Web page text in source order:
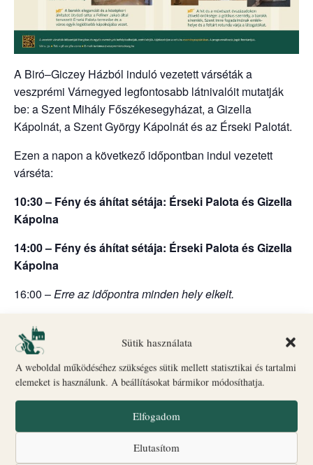
Sütik használata
A weboldal működéséhez szükséges sütik mellett statisztikai és tartalmi
elemeket is használunk. A beállításokat bármikor módosíthatja.
Elfogadom
Elutasítom
A Biró–Giczey Házból induló vezetett várséták a
veszprémi Várnegyed legfontosabb látnivalóit mutatják
be: a Szent Mihály Főszékesegyházat, a Gizella
Kápolnát, a Szent György Kápolnát és az Érseki Palotát.
Ezen a napon a következő időpontban indul vezetett
várséta:
10:30 – Fény és áhítat sétája: Érseki Palota és Gizella
Kápolna
14:00 – Fény és áhítat sétája: Érseki Palota és Gizella
Kápolna
16:00 –Erre az időpontra minden hely elkelt.
18.00 – Fény és áhítat vezetett séta + Érseki Palota
kertje.
Indulás: Biró–Giczey Ház (Vár utca 31.)
🎟Jegyvásárlásés információ: a Biró–Giczey Ház
ajándékboltjában
ONLINE JEGYVÁSÁRLÁS ITT
Csoportlétszám: legfeljebb 25 fő